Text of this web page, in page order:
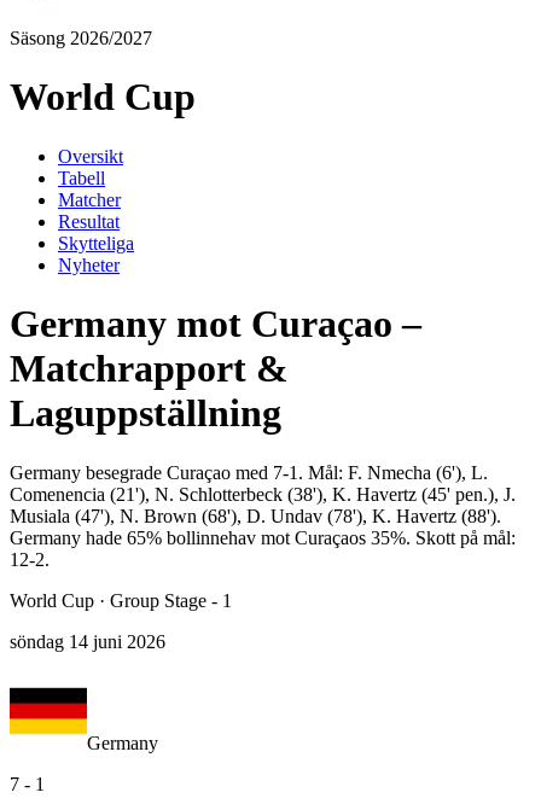
Säsong 2026/2027
World Cup
Oversikt
Tabell
Matcher
Resultat
Skytteliga
Nyheter
Germany mot Curaçao –
Matchrapport &
Laguppställning
Germany besegrade Curaçao med 7-1. Mål: F. Nmecha (6'), L.
Comenencia (21'), N. Schlotterbeck (38'), K. Havertz (45' pen.), J.
Musiala (47'), N. Brown (68'), D. Undav (78'), K. Havertz (88').
Germany hade 65% bollinnehav mot Curaçaos 35%. Skott på mål:
12-2.
World Cup · Group Stage - 1
söndag 14 juni 2026
Germany
7 - 1